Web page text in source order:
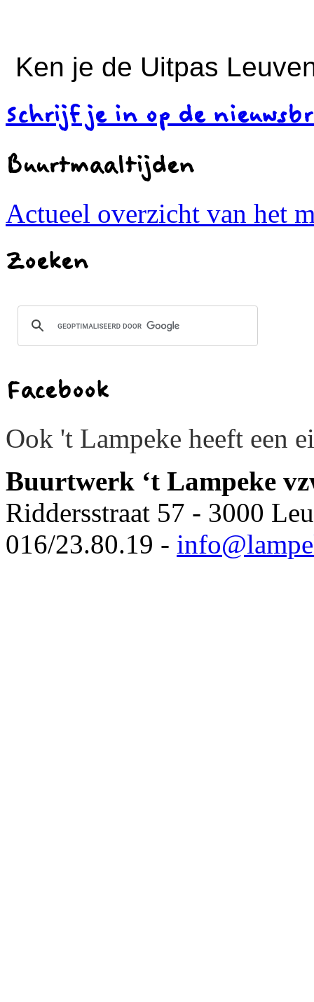
Ken je de Uitpas
Schrijf je in op de
Buurtmaaltijden
Actueel overzicht van het
Zoeken
Facebook
Ook 't Lampeke heeft een
Buurtwerk ‘t Lampeke
Riddersstraat 57 - 3000
016/23.80.19 -